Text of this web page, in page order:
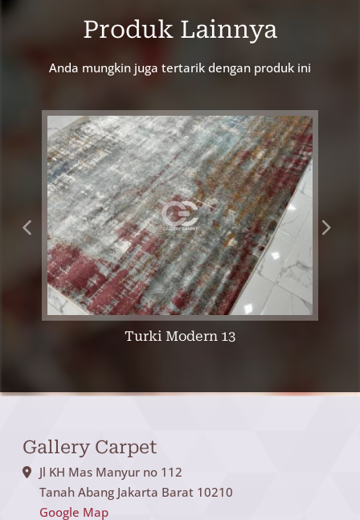
Produk Lainnya
Anda mungkin juga tertarik dengan produk ini
Turki Modern 13
Gallery Carpet
Jl KH Mas Manyur no 112
Tanah Abang Jakarta Barat 10210
Google Map